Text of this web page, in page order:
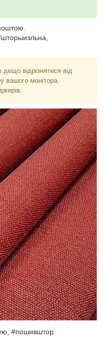
відрізнятися від
вашого монітора.
#пошивштор